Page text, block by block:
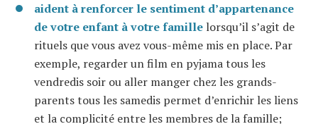
aident à renforcer le sentiment d’appartenance
de votre enfant à votre famille lorsqu’il s’agit de
rituels que vous avez vous-même mis en place. Par
exemple, regarder un film en pyjama tous les
vendredis soir ou aller manger chez les grands-
parents tous les samedis permet d’enrichir les liens
et la complicité entre les membres de la famille;